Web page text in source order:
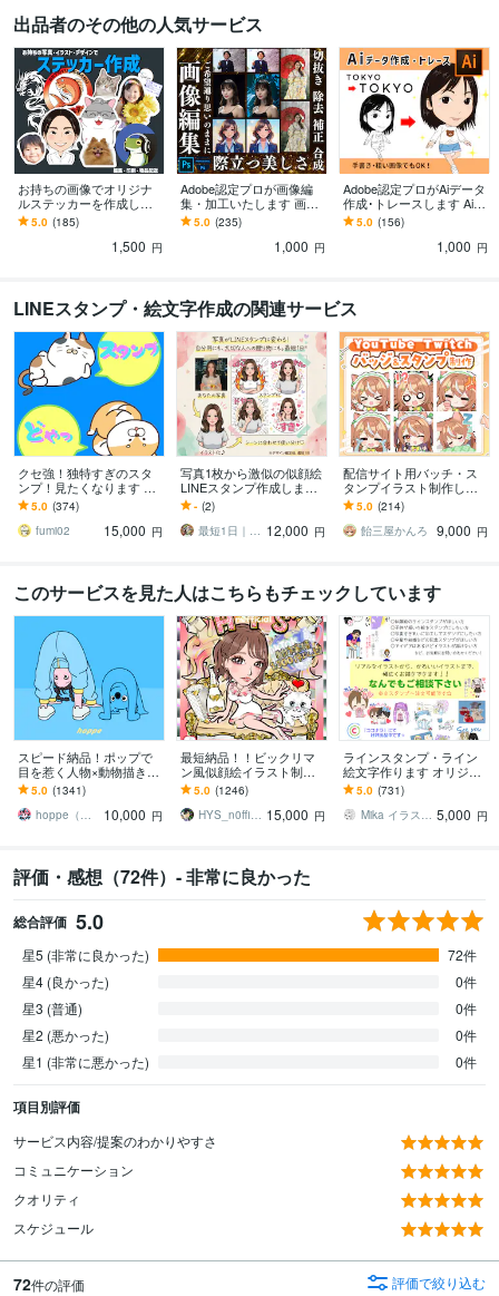
Adobe認定プロフェッショナル（ACP）
ビジネス・クリエイティブツール
CLIP STUDIO PAINT:8年 Adobe Photoshop:5年Adobe Illustrator:5年
得意分野
イラスト作成・漫画制作 デジタルイラスト
イラスト デザイン 修正 画像編集 マンガ 女性キャラ 似顔絵
動物
デッサン
アニメ
出品者のその他の人気サービス
お持ちの画像でオリジナ
ルステッカーを作成しま
す デザイン編集も可能！
丁寧に作成いたします。
5.0 (185)
1,500 円
Adobe認定プロが画像編
集・加工いたします 画像
でお困りの方はぜひ、ご
相談ください！
5.0 (235)
1,000 円
Adobe認定プロがAiデータ
作成･トレースします Aiフ
ァイルの修正などもOK！
丁寧に作成いたします。
5.0 (156)
1,000 円
LINEスタンプ・絵文字作成の関連サービス
クセ強！独特すぎのスタ
ンプ！見たくなります 大
手企業様お墨付きクオリ
ティ！キャラ映え間違い
ナシ！
5.0 (374)
fumi02
15,000 円
写真1枚から激似の似顔絵
LINEスタンプ作成します
自分用に！恋人用に！家
族用に！推し活用にも！
最短1日で作成。
- (2)
最短1日｜デザイン工房 Irodori 12,000 円
配信サイト用バッチ・ス
タンプイラスト制作しま
す 企業実績あり！メンバ
ーシップやサブスク特典
に最適！
5.0 (214)
飴三屋かんろ
9,000 円
このサービスを見た人はこちらもチェックしています
スピード納品！ポップで
目を惹く人物×動物描きま
す 挿絵・動画・グッズな
ど鮮やかな配色で個性を
出したい方へ
5.0 (1341)
hoppe（ほっぺ）
10,000 円
最短納品！！ビックリマ
ン風似顔絵イラスト制作
します アイコンやデジタ
ルギフトに！シール印刷
の対応も可能です！
5.0 (1246)
HYS_n0fficial 15,000 円
ラインスタンプ・ライン
絵文字作ります オリジナ
ルラインスタンプを作り
たい方へ
5.0 (731)
Mika イラストレーター 5,000 円
評価・感想（72件）- 非常に良かった
総合評価 5.0
星5 (非常に良かった)
72件
星4 (良かった)
0件
星3 (普通)
0件
星2 (悪かった)
0件
星1 (非常に悪かった)
0件
項目別評価
サービス内容/提案のわかりやすさ
コミュニケーション
クオリティ
スケジュール
72件の評価 評価で絞り込む